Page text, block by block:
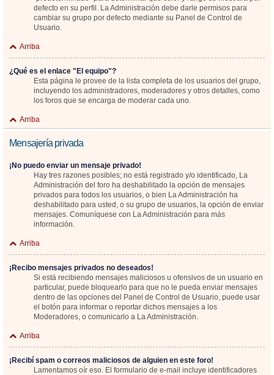
defecto en su perfil. La Administración debe darle permisos para
cambiar su grupo por defecto mediante su Panel de Control de
Usuario.
Arriba
¿Qué es el enlace "El equipo"?
Esta página le provee de la lista completa de los usuarios del grupo,
incluyendo los administradores, moderadores y otros detalles, como
los foros que se encarga de moderar cada uno.
Arriba
Mensajería privada
¡No puedo enviar un mensaje privado!
Hay tres razones posibles; no está registrado y/o identificado, La
Administración del foro ha deshabilitado la opción de mensajes
privados para todos los usuarios, o bien La Administración ha
deshabilitado para usted, o su grupo de usuarios, la opción de enviar
mensajes. Comuníquese con La Administración para más
información.
Arriba
¡Recibo mensajes privados no deseados!
Si está recibiendo mensajes maliciosos u ofensivos de un usuario en
particular, puede bloquearlo para que no le pueda enviar mensajes
dentro de las opciones del Panel de Control de Usuario, puede usar
el botón para informar o reportar dichos mensajes a los
Moderadores, o comunicarlo a La Administración.
Arriba
¡Recibí spam o correos maliciosos de alguien en este foro!
Lamentamos oír eso. El formulario de e-mail incluye identificadores